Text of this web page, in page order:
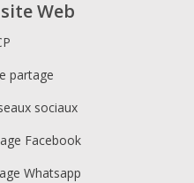
Web
partage
sociaux
Facebook
Whatsapp